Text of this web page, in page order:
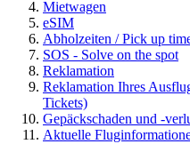
Mietwagen
eSIM
Abholzeiten / Pick up
SOS - Solve on the spot
Reklamation
Reklamation Ihres
Tickets)
Gepäckschaden und -
Aktuelle